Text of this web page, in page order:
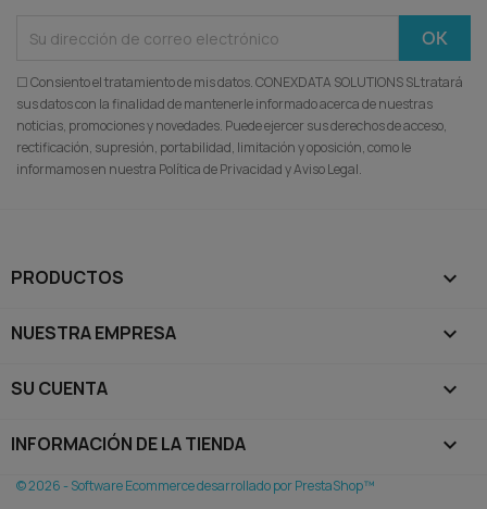
☐ Consiento el tratamiento de mis datos. CONEXDATA SOLUTIONS SL tratará
sus datos con la finalidad de mantenerle informado acerca de nuestras
noticias, promociones y novedades. Puede ejercer sus derechos de acceso,
rectificación, supresión, portabilidad, limitación y oposición, como le
informamos en nuestra Política de Privacidad y Aviso Legal.
PRODUCTOS 
NUESTRA EMPRESA 
SU CUENTA 
INFORMACIÓN DE LA TIENDA keyboard_arrow_down
© 2026 - Software Ecommerce desarrollado por PrestaShop™